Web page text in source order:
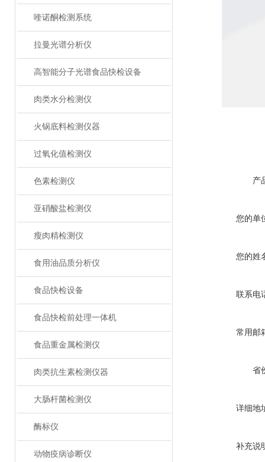
喹诺酮检测系统
拉曼光谱分析仪
高智能分子光谱食品快检设备
肉类水分检测仪
火锅底料检测仪器
过氧化值检测仪
色素检测仪
亚硝酸盐检测仪
瘦肉精检测仪
食用油品质分析仪
食品快检设备
食品快检前处理一体机
食品重金属检测仪
肉类抗生素检测仪器
大肠杆菌检测仪
酶标仪
动物疫病诊断仪
产
您的单
您的姓
联系电
常用邮
省
详细地
补充说